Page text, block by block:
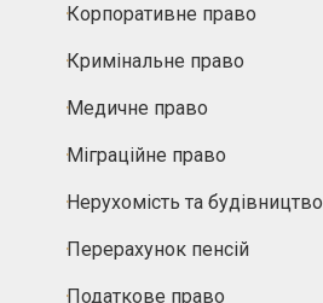
Корпоративне право
Кримінальне право
Медичне право
Міграційне право
Нерухомість та будівництво
Перерахунок пенсій
Податкове право